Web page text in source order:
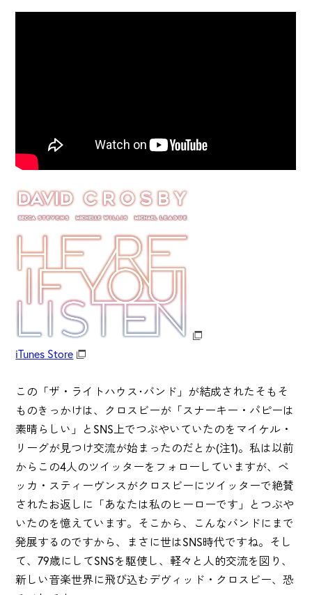
iTunes Store
この「ザ・ライトハウス･バンド」が結成されたそもそ
ものきっかけは、クロスビーが「スナーキー・パピーは
素晴らしい」とSNS上でつぶやいていたのをマイケル・
リーグが見つけ交流が始まったのだとか(注1)。私は以前
からこの4人のツイッターをフォローしていますが、ベ
ッカ・スティーヴンスがクロスビーにツイッターで絶賛
されたお返しに「あなたは私のヒーローです」とつぶや
いたのを憶えています。そこから、こんなバンドにまで
発展するのですから、まさに世はSNS時代ですね。そし
て、79歳にしてSNSを駆使し、軽々と人的交流を図り、
新しい音楽世界に飛び込むデヴィッド・クロスビー、恐